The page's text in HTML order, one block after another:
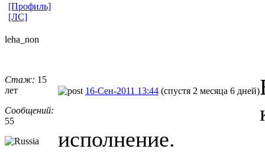
[Профиль]
[ЛС]
leha_non
Стаж: 15
лет
Сообщений:
55
16-Сен-2011 13:44 (спустя 2 месяца 6 дней)
исполнение.